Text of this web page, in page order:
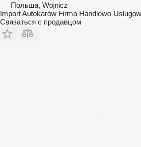
Польша, Wojnicz
Import Autokarów Firma Handlowo-
Связаться с продавцом